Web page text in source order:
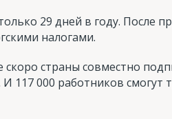
29 дней в году. После
налогами.
скоро страны совместно
000 работников смогут